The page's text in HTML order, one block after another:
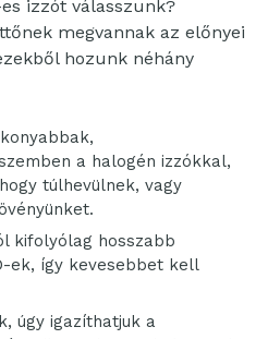
izzót válasszunk?
megvannak az előnyei
hozunk néhány
a halogén izzókkal,
túlhevülnek, vagy
kifolyólag hosszabb
ek, így kevesebbet kell
úgy igazíthatjuk a